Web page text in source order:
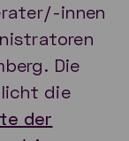
innen
Die
die
der